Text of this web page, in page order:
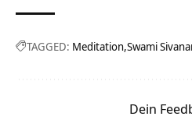
TAGGED: Meditation Swami
Dein